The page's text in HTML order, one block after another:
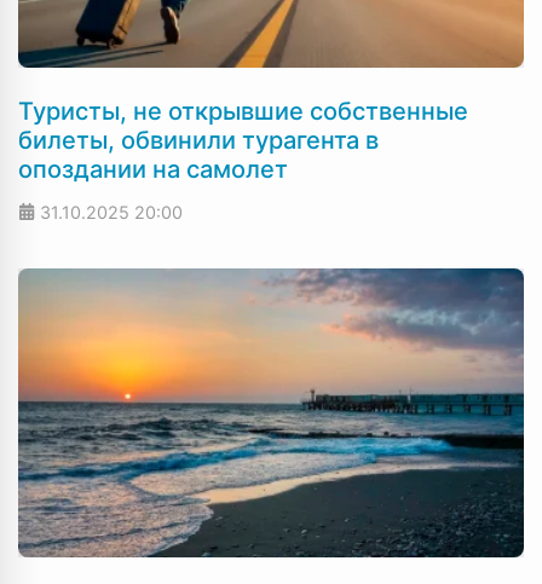
Туристы, не открывшие собственные
билеты, обвинили турагента в
опоздании на самолет
31.10.2025 20:00